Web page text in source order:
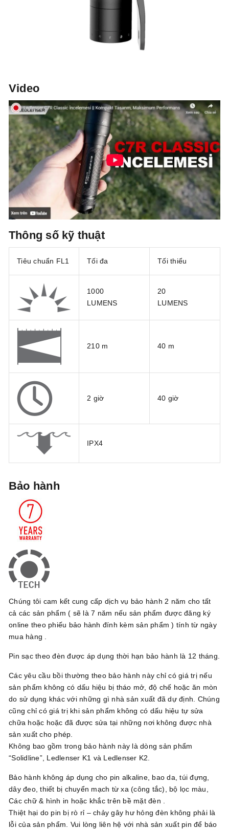
Video
Thông số kỹ thuật
Tiêu chuẩn FL1 Tối đa Tối thiểu
1000
LUMENS
20
LUMENS
210 m 40 m
2 giờ 40 giờ
IPX4
Bảo hành
Chúng tôi cam kết cung cấp dịch vụ bảo hành 2 năm cho tất
cả các sản phẩm ( sẽ là 7 năm nếu sản phẩm được đăng ký
online theo phiếu bảo hành đính kèm sản phẩm ) tính từ ngày
mua hàng .
Pin sạc theo đèn được áp dụng thời hạn bảo hành là 12 tháng.
Các yêu cầu bồi thường theo bảo hành này chỉ có giá trị nếu
sản phẩm không có dấu hiệu bị tháo mở, độ chế hoặc ăn mòn
do sử dụng khác với những gì nhà sản xuất đã dự định. Chúng
cũng chỉ có giá trị khi sản phẩm không có dấu hiệu tự sửa
chữa hoặc hoặc đã được sửa tại những nơi không được nhà
sản xuất cho phép.
Không bao gồm trong bảo hành này là dòng sản phẩm
“Solidline”, Ledlenser K1 và Ledlenser K2.
Bảo hành không áp dụng cho pin alkaline, bao da, túi đựng,
dây đeo, thiết bị chuyển mạch từ xa (công tắc), bộ lọc màu,
Các chữ & hình in hoặc khắc trên bề mặt đèn .
Thiệt hại do pin bị rò rỉ – chảy gây hư hỏng đèn không phải là
lỗi của sản phẩm. Vui lòng liên hệ với nhà sản xuất pin để báo